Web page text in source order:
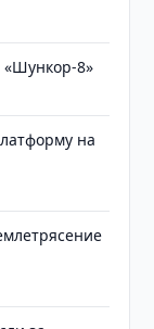
«Шункор-8»
на